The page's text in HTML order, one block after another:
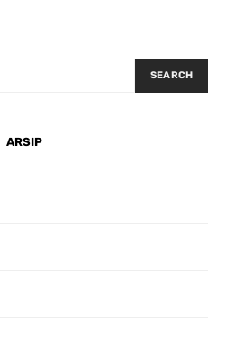
SEARCH
ARSIP